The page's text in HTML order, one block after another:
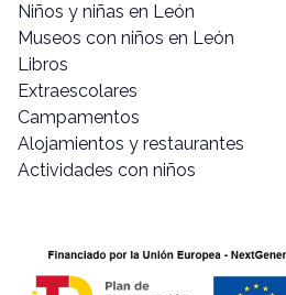
Niños y niñas en León
Museos con niños en León
Libros
Extraescolares
Campamentos
Alojamientos y restaurantes
Actividades con niños